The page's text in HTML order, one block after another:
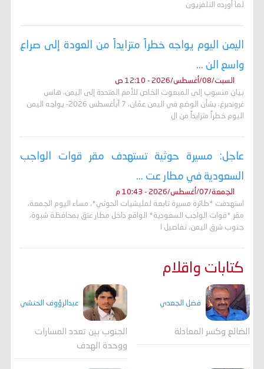
لما أورده التلفزيون
اليمن اليوم يواجه خطراً متزايداً من العودة إلى صراع
واسع الن ...
السبت/08/أغسطس/2026 - 12:10 ص
بيان منسوب إلى المبعوث الخاص للأمم المتحدة إلى اليمن، هانس
غروندبرغ، بشأن الوضع في اليمن عمّان، 7 آبأغسطس 2026- يواجه اليمن
اليوم خطراً متزايداً من ال
عاجل: مسيرة حوثية تستهدف مقر قوات الواجب
السعودية في مطار عت ...
الجمعة/07/أغسطس/2026 - 10:43 م
استهدفت *طائرة مسيرة تابعة لمليشيات الحوثي*، مساء اليوم الجمعة،
مقر *قوات الواجب السعودية* الواقع داخل مطار عتق بمحافظة شبوة،
جنوب شرق اليمن. تفاصيل ا
كتابات واقلام
فضل الجعدي
الضالع وكسر المعادلة
عبدالرؤوف الحنشي
الجنوب بين تعدد المسارات
ووحدة الهدف